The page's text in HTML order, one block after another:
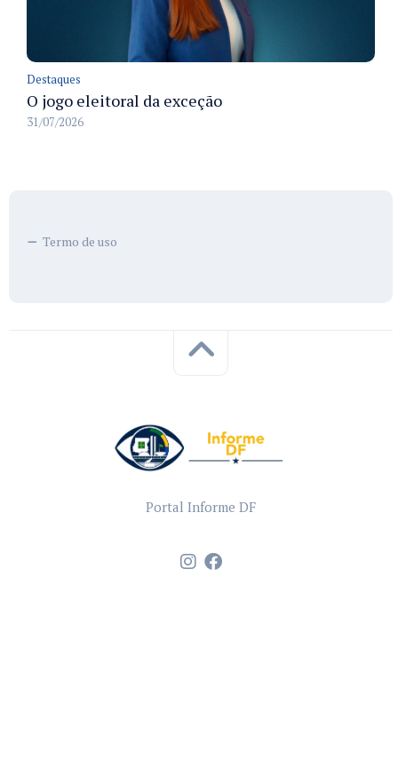
Destaques
O jogo eleitoral da exceção
31/07/2026
Termo de uso
Portal Informe DF